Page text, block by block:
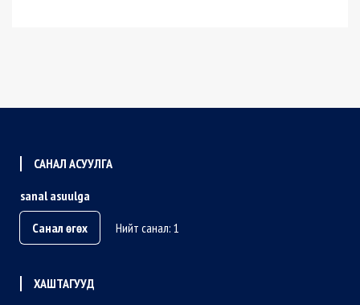
САНАЛ АСУУЛГА
sanal asuulga
Санал өгөх
Нийт санал: 1
ХАШТАГУУД